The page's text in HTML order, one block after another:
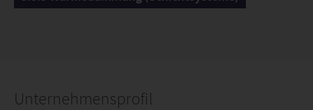
Unternehmensprofil